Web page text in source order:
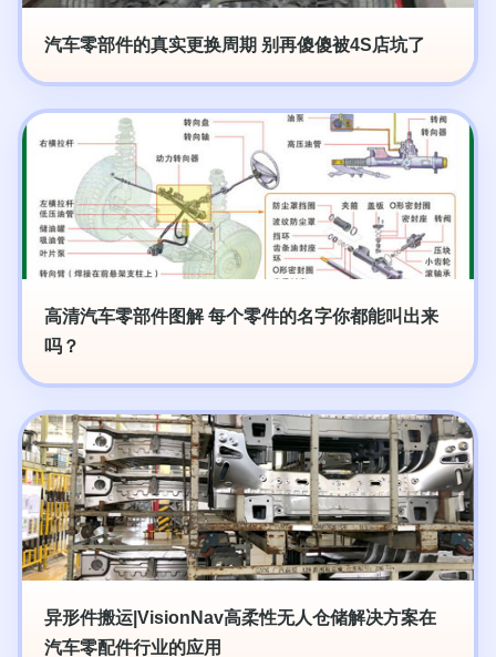
汽车零部件的真实更换周期 别再傻傻被4S店坑了
高清汽车零部件图解 每个零件的名字你都能叫出来
吗？
异形件搬运|VisionNav高柔性无人仓储解决方案在
汽车零配件行业的应用